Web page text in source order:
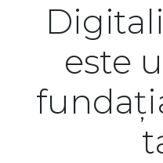
este